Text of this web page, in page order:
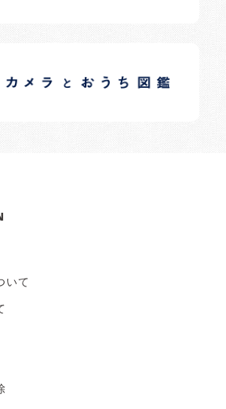
新中です。
いて